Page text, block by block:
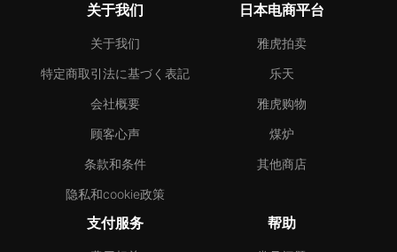
关于我们
关于我们
特定商取引法に基づく表記
会社概要
顾客心声
条款和条件
隐私和cookie政策
日本电商平台
雅虎拍卖
乐天
雅虎购物
煤炉
其他商店
支付服务 帮助